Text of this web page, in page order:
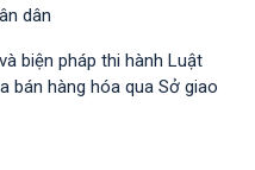
dân
biện pháp thi hành Luật
bán hàng hóa qua Sở giao